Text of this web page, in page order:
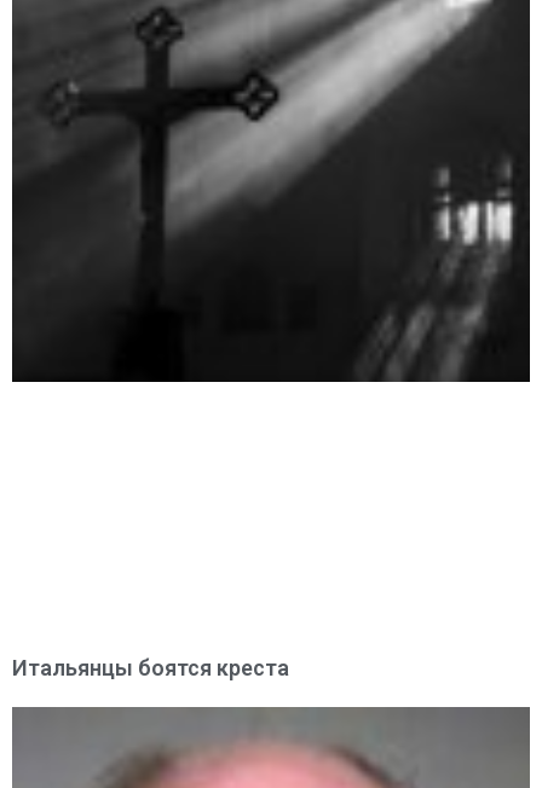
Итальянцы боятся креста